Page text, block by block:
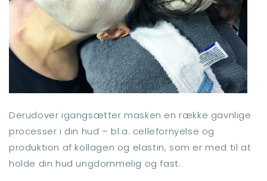
Derudover igangsætter masken en række gavnlige
processer i din hud – bl.a. cellefornyelse og
produktion af kollagen og elastin, som er med til at
holde din hud ungdommelig og fast.